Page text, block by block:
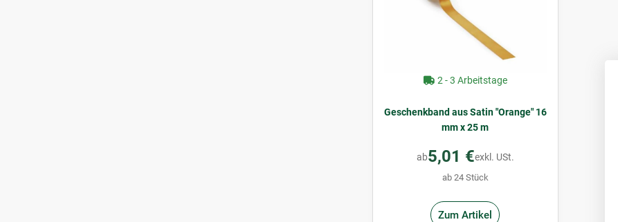
2 - 3 Arbeitstage
Geschenkband aus Satin "Orange" 16
mm x 25 m
ab5,01 €exkl. USt.
ab 24 Stück
Zum Artikel